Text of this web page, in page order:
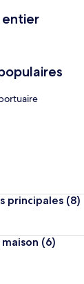
principales (8)
(6)